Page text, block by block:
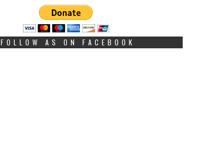
FOLLOW AS ON FACEBOOK